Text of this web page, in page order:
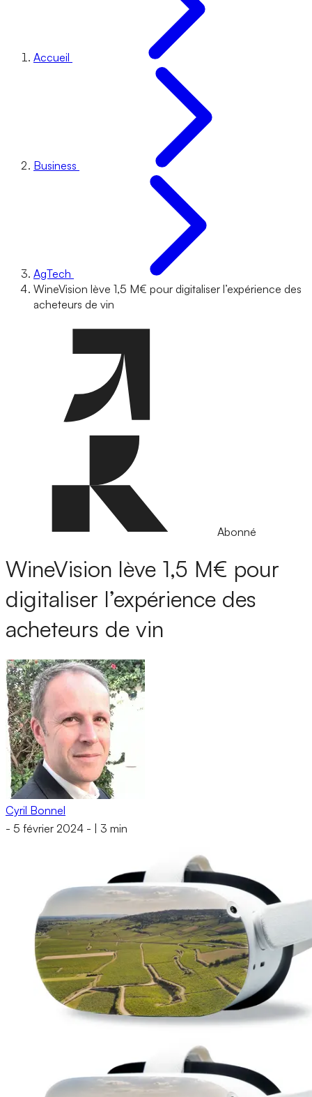
Accueil
Business
AgTech
WineVision lève 1,5 M€ pour digitaliser l’expérience des
acheteurs de vin
Abonné
WineVision lève 1,5 M€ pour
digitaliser l’expérience des
acheteurs de vin
Cyril Bonnel
- 5 février 2024 - 3 min